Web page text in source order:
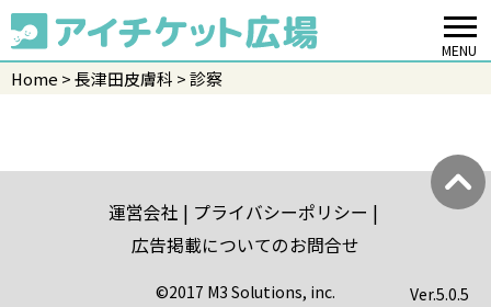
MENU
Home 長津田皮膚科 診察
運営会社
プライバシーポリシー
広告掲載についてのお問合せ
©2017 M3 Solutions, inc. Ver.5.0.5